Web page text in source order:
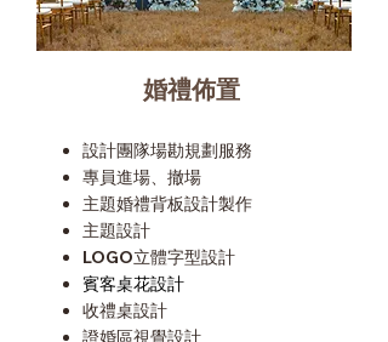
婚禮佈置
設計團隊場勘規劃服務
專員進場、撤場
主題婚禮背板設計製作
主題設計
LOGO立體字型設計
賓客桌花設計
收禮桌設計
證婚區視覺設計